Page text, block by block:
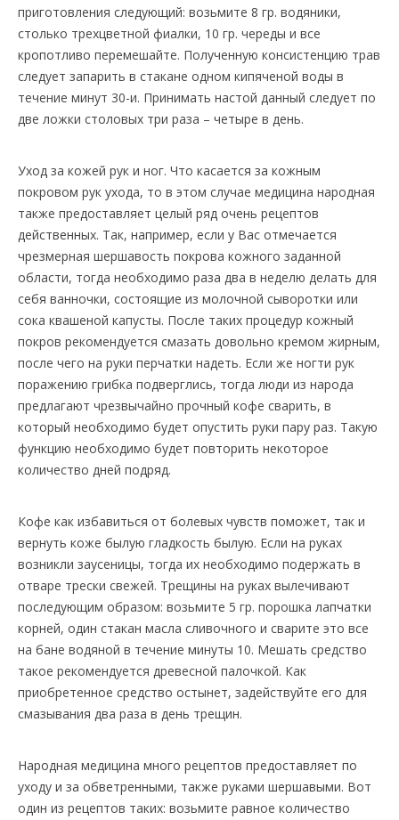
приготовления следующий: возьмите 8 гр. водяники,
столько трехцветной фиалки, 10 гр. череды и все
кропотливо перемешайте. Полученную консистенцию трав
следует запарить в стакане одном кипяченой воды в
течение минут 30-и. Принимать настой данный следует по
две ложки столовых три раза – четыре в день.
Уход за кожей рук и ног. Что касается за кожным
покровом рук ухода, то в этом случае медицина народная
также предоставляет целый ряд очень рецептов
действенных. Так, например, если у Вас отмечается
чрезмерная шершавость покрова кожного заданной
области, тогда необходимо раза два в неделю делать для
себя ванночки, состоящие из молочной сыворотки или
сока квашеной капусты. После таких процедур кожный
покров рекомендуется смазать довольно кремом жирным,
после чего на руки перчатки надеть. Если же ногти рук
поражению грибка подверглись, тогда люди из народа
предлагают чрезвычайно прочный кофе сварить, в
который необходимо будет опустить руки пару раз. Такую
функцию необходимо будет повторить некоторое
количество дней подряд.
Кофе как избавиться от болевых чувств поможет, так и
вернуть коже былую гладкость былую. Если на руках
возникли заусеницы, тогда их необходимо подержать в
отваре трески свежей. Трещины на руках вылечивают
последующим образом: возьмите 5 гр. порошка лапчатки
корней, один стакан масла сливочного и сварите это все
на бане водяной в течение минуты 10. Мешать средство
такое рекомендуется древесной палочкой. Как
приобретенное средство остынет, задействуйте его для
смазывания два раза в день трещин.
Народная медицина много рецептов предоставляет по
уходу и за обветренными, также руками шершавыми. Вот
один из рецептов таких: возьмите равное количество